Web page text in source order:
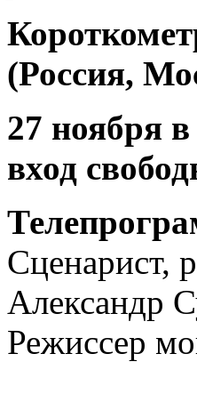
(Россия,
27 ноября
вход
Сценарист,
Режиссер